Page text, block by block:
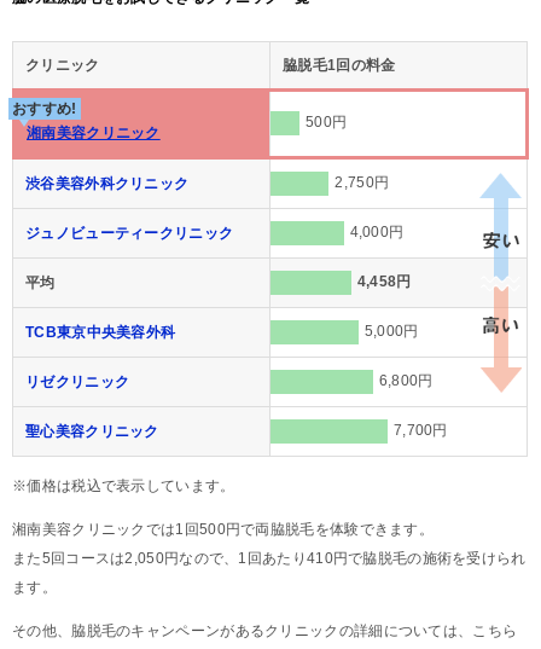
クリニック 脇脱毛1回の料金
おすすめ!
湘南美容クリニック
500円
渋谷美容外科クリニック 2,750円
ジュノビューティークリニック 4,000円
平均 4,458円
TCB東京中央美容外科 5,000円
リゼクリニック 6,800円
聖心美容クリニック 7,700円
※価格は税込で表示しています。
湘南美容クリニックでは1回500円で両脇脱毛を体験できます。
また5回コースは2,050円なので、1回あたり410円で脇脱毛の施術を受けられ
ます。
その他、脇脱毛のキャンペーンがあるクリニックの詳細については、こちら